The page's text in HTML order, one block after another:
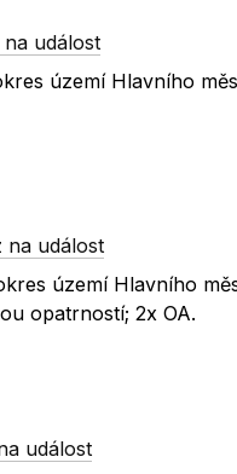
událost
území Hlavního
na událost
území Hlavního
opatrností; 2x OA.
událost